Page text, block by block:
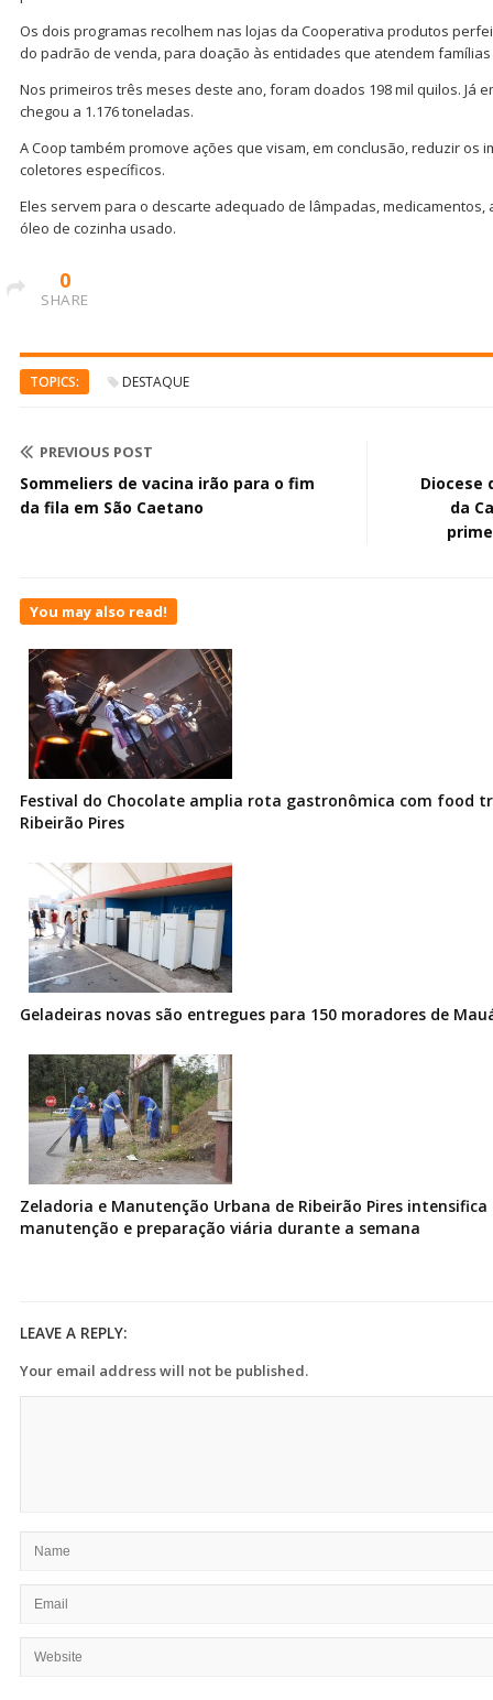
Os dois programas recolhem nas lojas da Cooperativa produtos
do padrão de venda, para doação às entidades que atendem
Nos primeiros três meses deste ano, foram doados 198 mil quilos. Já
chegou a 1.176 toneladas.
A Coop também promove ações que visam, em conclusão, reduzir os
coletores específicos.
Eles servem para o descarte adequado de lâmpadas,
óleo de cozinha usado.
0
SHARE
TOPICS: DESTAQUE
PREVIOUS POST
Sommeliers de vacina irão para o fim
da fila em São Caetano
Diocese
da
You may also read!
Festival do Chocolate amplia rota gastronômica com food
Ribeirão Pires
Geladeiras novas são entregues para 150 moradores de
Zeladoria e Manutenção Urbana de Ribeirão Pires intensifica
manutenção e preparação viária durante a semana
LEAVE A REPLY:
Your email address will not be published.